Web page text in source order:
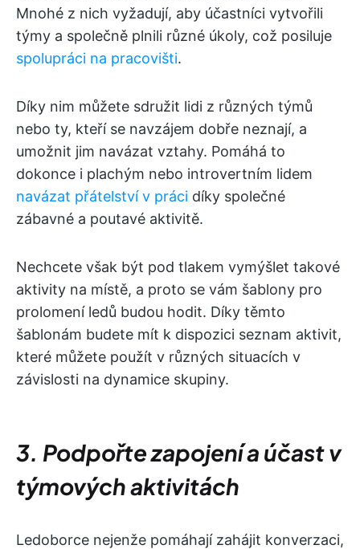
Mnohé z nich vyžadují, aby účastníci vytvořili
týmy a společně plnili různé úkoly, což posiluje
spolupráci na pracovišti.
Díky nim můžete sdružit lidi z různých týmů
nebo ty, kteří se navzájem dobře neznají, a
umožnit jim navázat vztahy. Pomáhá to
dokonce i plachým nebo introvertním lidem
navázat přátelství v práci díky společné
zábavné a poutavé aktivitě.
Nechcete však být pod tlakem vymýšlet takové
aktivity na místě, a proto se vám šablony pro
prolomení ledů budou hodit. Díky těmto
šablonám budete mít k dispozici seznam aktivit,
které můžete použít v různých situacích v
závislosti na dynamice skupiny.
3. Podpořte zapojení a účast v
týmových aktivitách
Ledoborce nejenže pomáhají zahájit konverzaci,